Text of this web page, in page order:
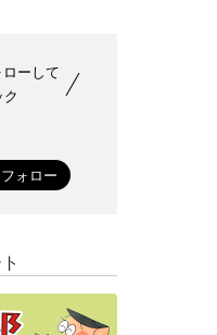
ーして